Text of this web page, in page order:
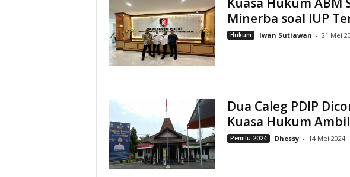
Minerba soal IUP
Hukum Iwan Sutiawan - 21 Mei
Dua Caleg PDIP
Kuasa Hukum
Pemilu 2024 Dhessy - 14 Mei 2024